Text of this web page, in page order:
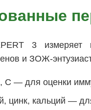
3
и ЗОЖ-
C — для оценки
цинк, кальций —